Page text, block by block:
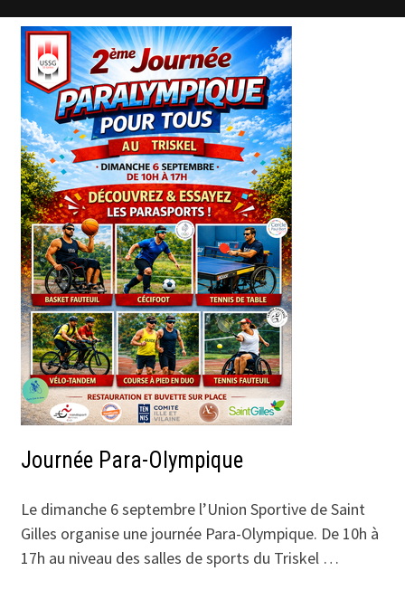
Les
Actualités
Journée Para-Olympique
Le dimanche 6 septembre l’Union Sportive de Saint
Gilles organise une journée Para-Olympique. De 10h à
17h au niveau des salles de sports du Triskel …